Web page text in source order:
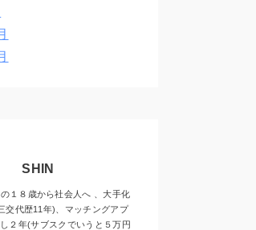
SHIN
１８歳から社会人へ 、大手化
交代歴11年)、マッチングアプ
２年(サブスクでいうと５万円